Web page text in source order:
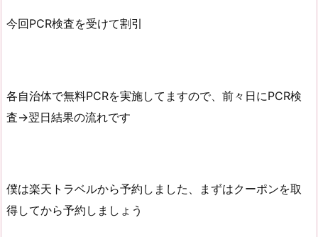
今回PCR検査を受けて割引
各自治体で無料PCRを実施してますので、前々日にPCR検
査→翌日結果の流れです
僕は楽天トラベルから予約しました、まずはクーポンを取
得してから予約しましょう